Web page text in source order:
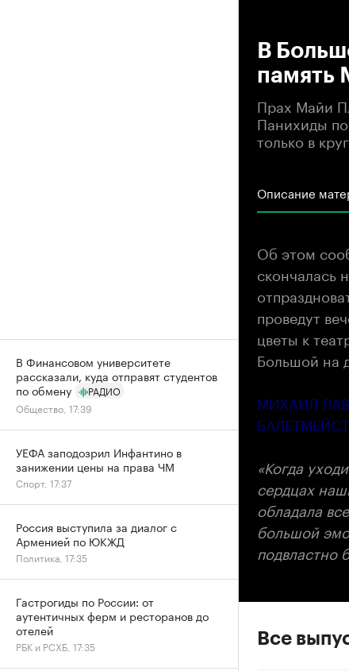
В
память
Прах Майи
Панихиды
только в
Описание
Об этом
скончалась
проведут
цветы к
Большой на
МИХАИЛ
«Когда
сердцах
обладала
большой
подвластно
Все
В Финансовом университете
рассказали, куда отправят студентов
по обмену
РАДИО
Общество, 17:39
УЕФА заподозрил Инфантино в
занижении цены на права ЧМ
Спорт, 17:37
Россия выступила за диалог с
Арменией по ЮКЖД
Политика, 17:35
Гастрогиды по России: от
аутентичных ферм и ресторанов до
отелей
РБК и РСХБ, 17:35